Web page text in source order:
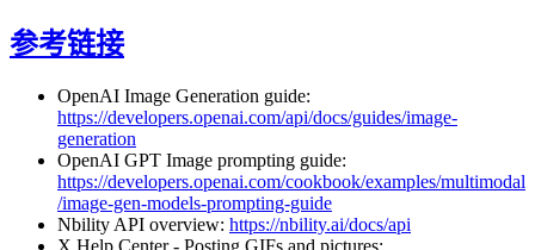
参考链接
OpenAI Image Generation guide:
https://developers.openai.com/api/docs/guides/image-
generation
OpenAI GPT Image prompting guide:
https://developers.openai.com/cookbook/examples/multimodal
/image-gen-models-prompting-guide
Nbility API overview: https://nbility.ai/docs/api